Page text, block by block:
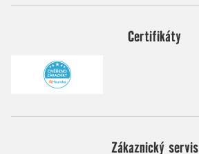
Certifikáty
Zákaznický servis